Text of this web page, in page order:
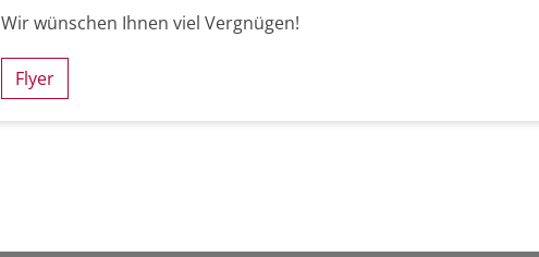
Wir wünschen Ihnen viel Vergnügen!
Flyer